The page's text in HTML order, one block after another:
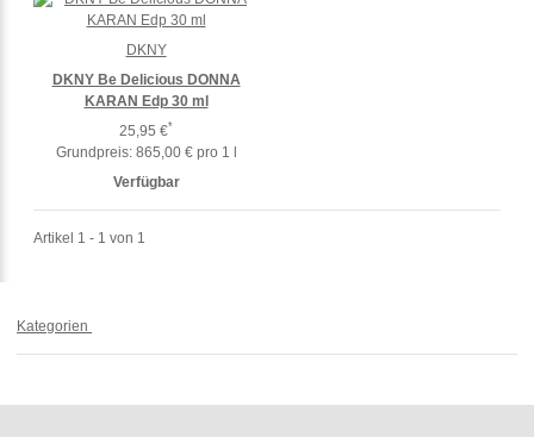
DKNY Be Delicious DONNA
KARAN Edp 30 ml
25,95 €*
Grundpreis: 865,00 € pro 1 l
Verfügbar
DKNY
Artikel 1 - 1 von 1
Kategorien